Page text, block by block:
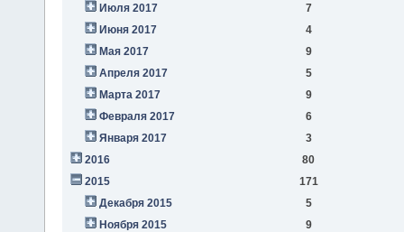
Июля 2017
7
Июня 2017
4
Мая 2017
9
Апреля 2017
5
Марта 2017
9
Февраля 2017
6
Января 2017
3
2016
80
2015
171
Декабря 2015
5
Ноября 2015
9